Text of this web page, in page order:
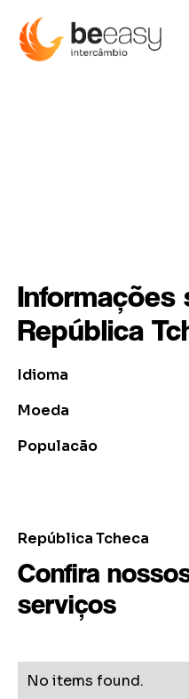
Informações
República
Idioma
Moeda
Populacão
República Tcheca
Confira
serviços
No items found.